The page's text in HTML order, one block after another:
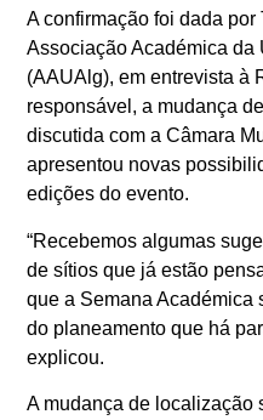
A confirmação foi dada
Associação Académica
(AAUAlg), em entrevista à
responsável, a mudança
discutida com a Câmara
apresentou novas
edições do evento.
“Recebemos algumas
de sítios que já estão
que a Semana Académica
do planeamento que há
explicou.
A mudança de localização